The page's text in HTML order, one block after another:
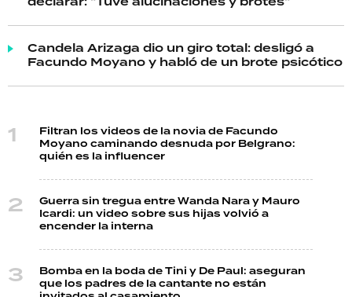
Candela Arizaga dio un giro total: desligó a
Facundo Moyano y habló de un brote psicótico
Filtran los videos de la novia de Facundo
Moyano caminando desnuda por Belgrano:
quién es la influencer
Guerra sin tregua entre Wanda Nara y Mauro
Icardi: un video sobre sus hijas volvió a
encender la interna
Bomba en la boda de Tini y De Paul: aseguran
que los padres de la cantante no están